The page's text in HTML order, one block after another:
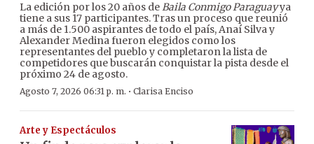
La edición por los 20 años deBaila Conmigo Paraguayya
tiene a sus 17 participantes. Tras un proceso que reunió
a más de 1.500 aspirantes de todo el país, Anaí Silva y
Alexander Medina fueron elegidos como los
representantes del pueblo y completaron la lista de
competidores que buscarán conquistar la pista desde el
próximo 24 de agosto.
Agosto 7, 2026 06:31 p. m. · Clarisa Enciso
Arte y Espectáculos